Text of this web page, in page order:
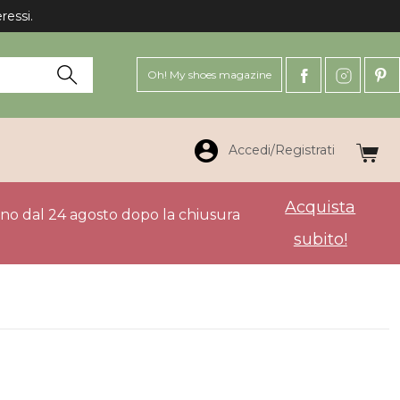
Oh! My shoes magazine
Accedi/Registrati
dal 24 agosto dopo la chiusura
Acquista
subito!